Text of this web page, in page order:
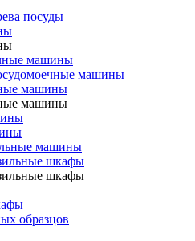
посуды
машины
машины
машины
машины
машины
шкафы
шкафы
образцов